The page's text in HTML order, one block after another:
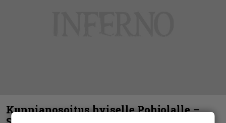
Kunnianosoitus hyiselle Pohjolalle –